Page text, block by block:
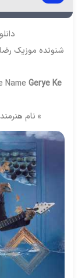
شنونده موزیک رضا
Name Gerye Ke
» نام